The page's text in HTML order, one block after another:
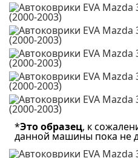
*Это образец, к
данной машины пока не